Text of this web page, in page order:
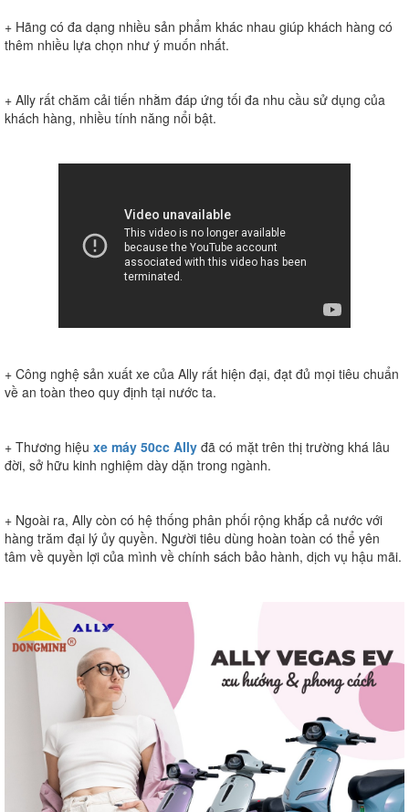
+ Hãng có đa dạng nhiều sản phẩm khác nhau giúp khách hàng có
thêm nhiều lựa chọn như ý muốn nhất.
+ Ally rất chăm cải tiến nhằm đáp ứng tối đa nhu cầu sử dụng của
khách hàng, nhiều tính năng nổi bật.
+ Công nghệ sản xuất xe của Ally rất hiện đại, đạt đủ mọi tiêu chuẩn
về an toàn theo quy định tại nước ta.
+ Thương hiệu xe máy 50cc Ally đã có mặt trên thị trường khá lâu
đời, sở hữu kinh nghiệm dày dặn trong ngành.
+ Ngoài ra, Ally còn có hệ thống phân phối rộng khắp cả nước với
hàng trăm đại lý ủy quyền. Người tiêu dùng hoàn toàn có thể yên
tâm về quyền lợi của mình về chính sách bảo hành, dịch vụ hậu mãi.